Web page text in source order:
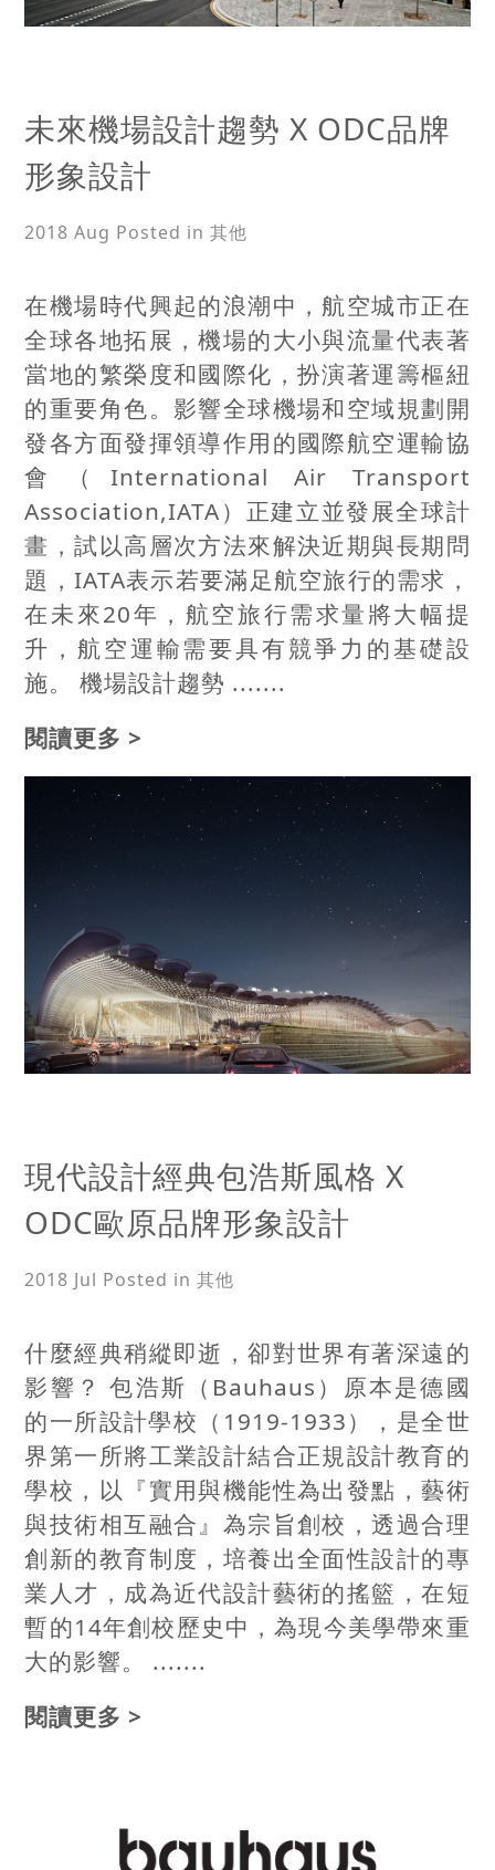
未來機場設計趨勢 X ODC品牌
形象設計
2018 Aug Posted in 其他
在機場時代興起的浪潮中，航空城市正在
全球各地拓展，機場的大小與流量代表著
當地的繁榮度和國際化，扮演著運籌樞紐
的重要角色。影響全球機場和空域規劃開
發各方面發揮領導作用的國際航空運輸協
會（International Air Transport
Association,IATA）正建立並發展全球計
畫，試以高層次方法來解決近期與長期問
題，IATA表示若要滿足航空旅行的需求，
在未來20年，航空旅行需求量將大幅提
升，航空運輸需要具有競爭力的基礎設
施。 機場設計趨勢 .......
閱讀更多 >
現代設計經典包浩斯風格 X
ODC歐原品牌形象設計
2018 Jul Posted in 其他
什麼經典稍縱即逝，卻對世界有著深遠的
影響？ 包浩斯（Bauhaus）原本是德國
的一所設計學校（1919-1933），是全世
界第一所將工業設計結合正規設計教育的
學校，以『實用與機能性為出發點，藝術
與技術相互融合』為宗旨創校，透過合理
創新的教育制度，培養出全面性設計的專
業人才，成為近代設計藝術的搖籃，在短
暫的14年創校歷史中，為現今美學帶來重
大的影響。 .......
閱讀更多 >